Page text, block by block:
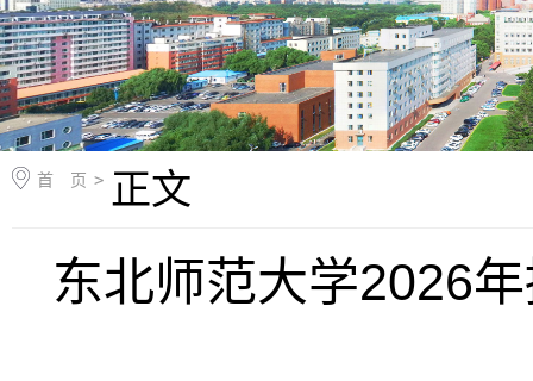
首 页 > 正文
东北师范大学2026